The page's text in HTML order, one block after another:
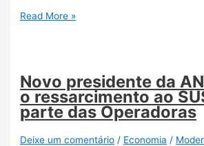
Read More »
Novo presidente da
o ressarcimento ao
parte das Operadoras
Deixe um comentário / Economia /